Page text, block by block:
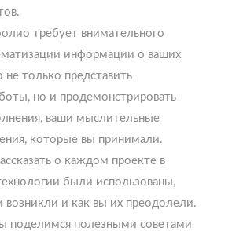
требует внимательного
информации о ваших
не только представить
но и продемонстрировать
ваши мыслительные
которые вы принимали.
о каждом проекте в
были использованы,
возникли и как вы их преодолели.
поделимся полезными советами